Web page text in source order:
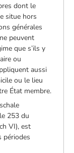
dont le
situe hors
générales
peuvent
que s’ils y
ou
aussi
ou le lieu
État membre.
253 du
VI), est
périodes